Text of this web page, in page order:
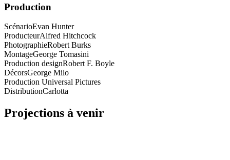
Production
ScénarioEvan Hunter
ProducteurAlfred Hitchcock
PhotographieRobert Burks
MontageGeorge Tomasini
Production designRobert F. Boyle
DécorsGeorge Milo
Production Universal Pictures
DistributionCarlotta
Projections à venir